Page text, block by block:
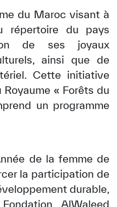
du Maroc visant à
répertoire du pays
de ses joyaux
ainsi que de
Cette initiative
« Forêts du
un programme
de la femme de
la participation de
durable,
AlWaleed